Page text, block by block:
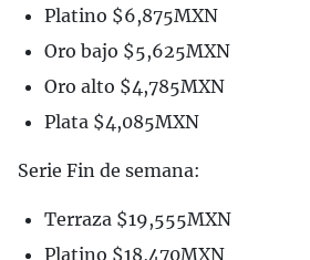
Platino $6,875MXN
Oro bajo $5,625MXN
Oro alto $4,785MXN
Plata $4,085MXN
Serie Fin de semana:
Terraza $19,555MXN
Platino $18,470MXN